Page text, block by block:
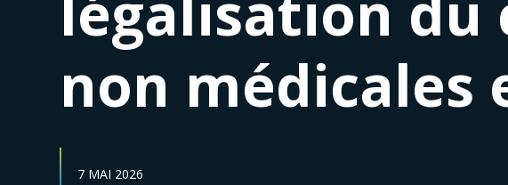
non médicales
DATE DE PUBLICATION :
7 MAI 2026